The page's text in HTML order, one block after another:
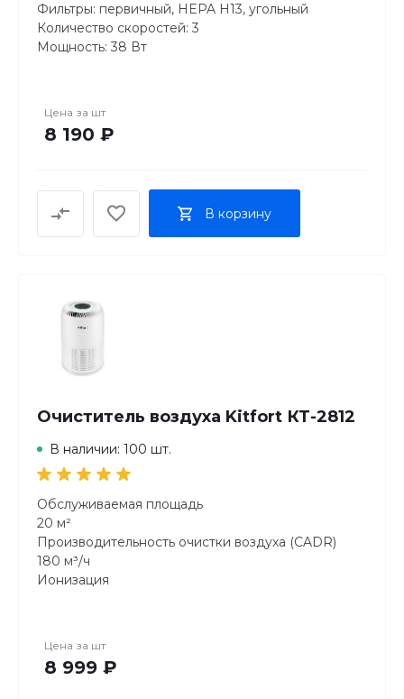
Фильтры: первичный, HEPA H13, угольный
Количество скоростей: 3
Мощность: 38 Вт
Фильтр HEPA H13.
Угольный фильтр.
Сменный фильтр с индикацией необходимости
замены.
Производитель: Beurer GmbH, Германия
Цена за шт
8 190 ₽
В корзину
Очиститель воздуха Kitfort КТ-2812
В наличии: 100 шт.
Обслуживаемая площадь
20 м²
Производительность очистки воздуха (CADR)
180 м³/ч
Ионизация
Класс фильтра тонкой очистки
Е11
Цена за шт
8 999 ₽